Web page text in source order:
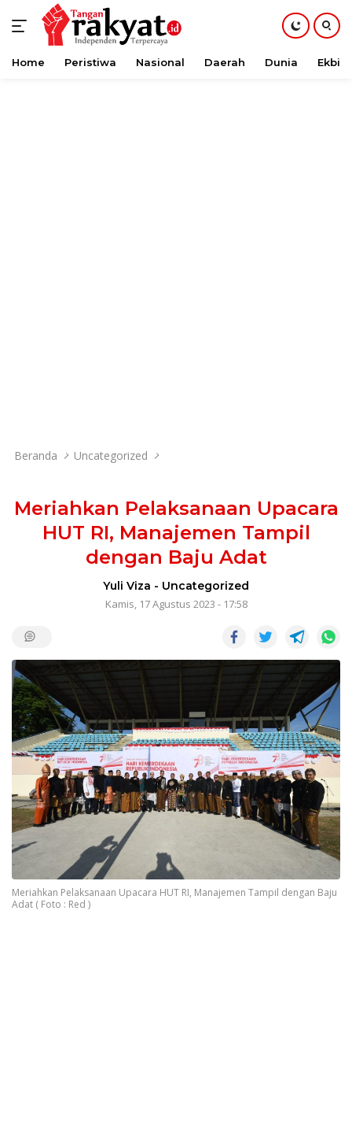
Langsung
Home Peristiwa Nasional Daerah Dunia Ekbis
Beranda Uncategorized
Meriahkan Pelaksanaan Upacara
HUT RI, Manajemen Tampil
dengan Baju Adat
Yuli Viza - Uncategorized
Kamis, 17 Agustus 2023 - 17:58
Meriahkan Pelaksanaan Upacara HUT RI, Manajemen Tampil dengan Baju
Adat ( Foto : Red )